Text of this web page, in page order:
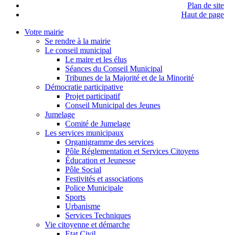
Plan de site
Haut de page
Votre mairie
Se rendre à la mairie
Le conseil municipal
Le maire et les élus
Séances du Conseil Municipal
Tribunes de la Majorité et de la Minorité
Démocratie participative
Projet participatif
Conseil Municipal des Jeunes
Jumelage
Comité de Jumelage
Les services municipaux
Organigramme des services
Pôle Réglementation et Services Citoyens
Éducation et Jeunesse
Pôle Social
Festivités et associations
Police Municipale
Sports
Urbanisme
Services Techniques
Vie citoyenne et démarche